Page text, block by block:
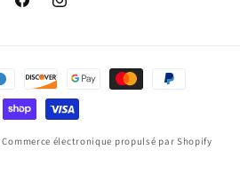
FacebookInstagram
Commerce électronique propulsé par Shopify